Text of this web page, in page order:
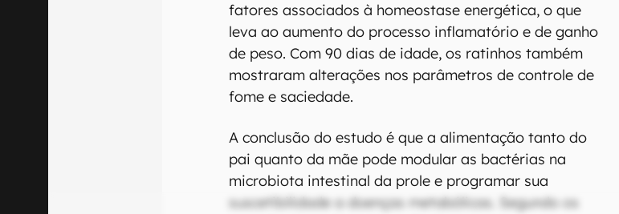
fatores associados à homeostase energética, o que
leva ao aumento do processo inflamatório e de ganho
de peso. Com 90 dias de idade, os ratinhos também
mostraram alterações nos parâmetros de controle de
fome e saciedade.
A conclusão do estudo é que a alimentação tanto do
pai quanto da mãe pode modular as bactérias na
microbiota intestinal da prole e programar sua
suscetibilidade a doenças metabólicas. Segundo os